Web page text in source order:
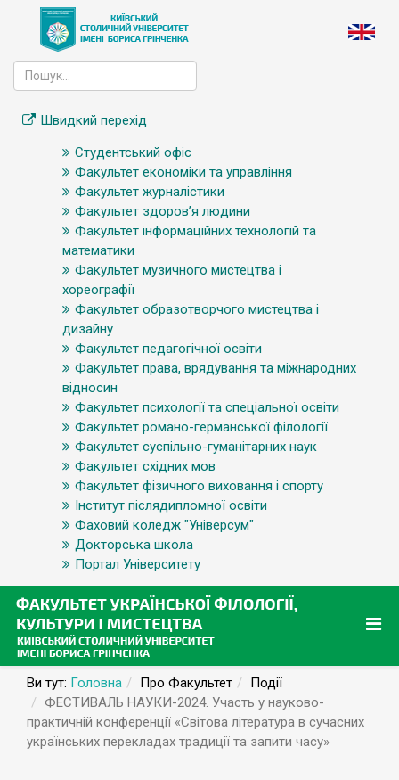
Швидкий перехід
Студентський офіс
Факультет економіки та управління
Факультет журналістики
Факультет здоров’я людини
Факультет інформаційних технологій та
математики
Факультет музичного мистецтва і
хореографії
Факультет образотворчого мистецтва і
дизайну
Факультет педагогічної освіти
Факультет права, врядування та міжнародних
відносин
Факультет психології та спеціальної освіти
Факультет романо-германської філології
Факультет суспільно-гуманітарних наук
Факультет східних мов
Факультет фізичного виховання і спорту
Інститут післядипломної освіти
Фаховий коледж "Універсум"
Докторська школа
Портал Університету
Ви тут: Головна Про Факультет
Події
ФЕСТИВАЛЬ НАУКИ-2024. Участь у науково-
практичній конференції «Світова література в сучасних
українських перекладах традиції та запити часу»